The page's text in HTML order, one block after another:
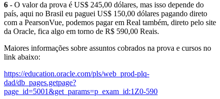
6 - O valor da prova é US$ 245,00 dólares, mas isso depende do
país, aqui no Brasil eu paguei US$ 150,00 dólares pagando direto
com a PearsonVue, podemos pagar em Real também, direto pelo site
da Oracle, fica algo em torno de R$ 590,00 Reais.
Maiores informações sobre assuntos cobrados na prova e cursos no
link abaixo:
https://education.oracle.com/pls/web_prod-plq-
dad/db_pages.getpage?
page_id=5001&get_params=p_exam_id:1Z0-590